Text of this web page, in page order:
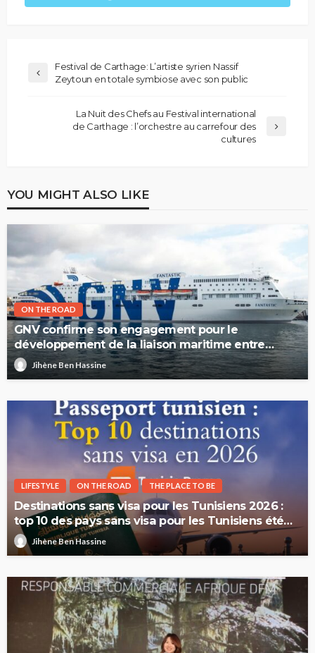
Festival de Carthage: L’artiste syrien Nassif
Zeytoun en totale symbiose avec son public
La Nuit des Chefs au Festival international
de Carthage : l’orchestre au carrefour des
cultures
YOU MIGHT ALSO LIKE
ON THE ROAD
GNV confirme son engagement pour le
développement de la liaison maritime entre
l’Italie et la Tunisie
Jihène Ben Hassine
LIFESTYLE ON THE ROAD THE PLACE TO BE
Destinations sans visa pour les Tunisiens 2026 :
top 10 des pays sans visa pour les Tunisiens été
2026Jihène Ben Hassine